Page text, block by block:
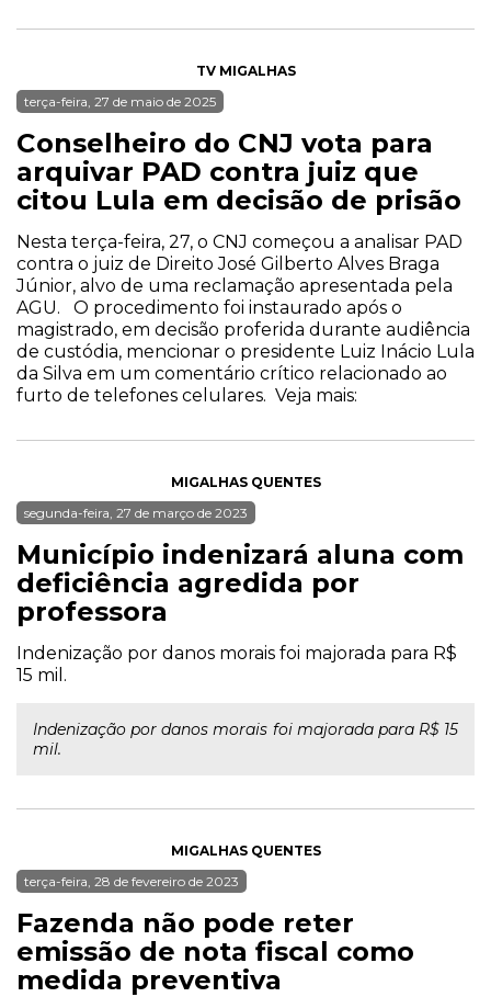
TV MIGALHAS
terça-feira, 27 de maio de 2025
Conselheiro do CNJ vota para
arquivar PAD contra juiz que
citou Lula em decisão de prisão
Nesta terça-feira, 27, o CNJ começou a analisar PAD
contra o juiz de Direito José Gilberto Alves Braga
Júnior, alvo de uma reclamação apresentada pela
AGU. O procedimento foi instaurado após o
magistrado, em decisão proferida durante audiência
de custódia, mencionar o presidente Luiz Inácio Lula
da Silva em um comentário crítico relacionado ao
furto de telefones celulares. Veja mais:
MIGALHAS QUENTES
segunda-feira, 27 de março de 2023
Município indenizará aluna com
deficiência agredida por
professora
Indenização por danos morais foi majorada para R$
15 mil.
Indenização por danos morais foi majorada para R$ 15
mil.
MIGALHAS QUENTES
terça-feira, 28 de fevereiro de 2023
Fazenda não pode reter
emissão de nota fiscal como
medida preventiva